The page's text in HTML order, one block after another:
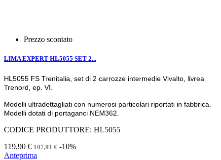
Prezzo scontato
LIMA EXPERT HL5055 SET 2...
HL5055 FS Trenitalia, set di 2 carrozze intermedie Vivalto, livrea
Trenord, ep. VI.
Modelli ultradettagliati con numerosi particolari riportati in fabbrica.
Modelli dotati di portaganci NEM362.
CODICE PRODUTTORE: HL5055
119,90 € 107,91 € -10%
Anteprima